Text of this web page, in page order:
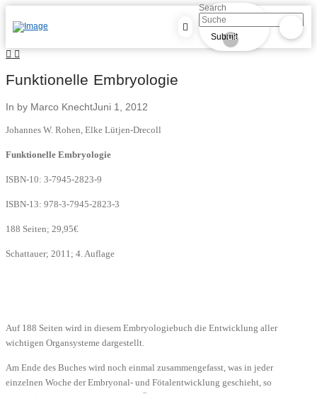
Search
Submit
Clear
Funktionelle Embryologie
In by Marco KnechtJuni 1, 2012
Johannes W. Rohen, Elke Lütjen-Drecoll
Funktionelle Embryologie
ISBN-10: 3-7945-2823-9
ISBN-13: 978-3-7945-2823-3
188 Seiten; 29,95€
Schattauer; 2011; 4. Auflage
Auf 188 Seiten wird in diesem Embryologiebuch die Entwicklung aller
wichtigen Organsysteme dargestellt.
Am Ende des Buches wird noch einmal zusammengefasst, was in jeder
einzelnen Woche der Embryonal- und Fötalentwicklung geschieht, so